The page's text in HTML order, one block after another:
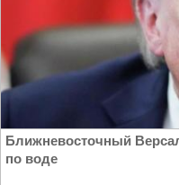
Ближневосточный
по воде